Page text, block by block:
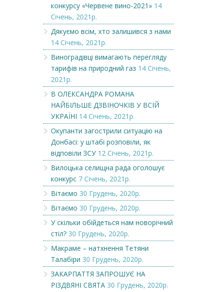
конкурсу «Червене вино-2021» 14
Січень, 2021р.
Дякуємо всім, хто залишився з нами
14 Січень, 2021р.
Виноградівці вимагають перегляду
тарифів на природний газ 14 Січень,
2021р.
В ОЛЕКСАНДРА РОМАНА
НАЙБІЛЬШЕ ДЗВІНОЧКІВ У ВСІЙ
УКРАЇНІ 14 Січень, 2021р.
Окупанти загострили ситуацію на
Донбасі: у штабі розповіли, як
відповіли ЗСУ 12 Січень, 2021р.
Вилоцька селищна рада оголошує
конкурс 7 Січень, 2021р.
Вітаємо 30 Грудень, 2020р.
Вітаємо 30 Грудень, 2020р.
У скільки обійдеться нам новорічний
стіл? 30 Грудень, 2020р.
Макраме – натхнення Тетяни
Талабіри 30 Грудень, 2020р.
ЗАКАРПАТТЯ ЗАПРОШУЄ НА
РІЗДВЯНІ СВЯТА 30 Грудень, 2020р.